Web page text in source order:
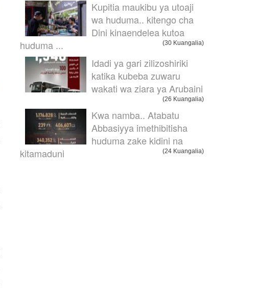
Kupitia maukibu ya utoaji
wa huduma.. kitengo cha
Dini kinaendelea kutoa
huduma ...
(30 Kuangalia)
Idadi ya gari zilizoshiriki
katika kubeba zuwaru
wakati wa ziara ya Arubaini
(26 Kuangalia)
Kwa namba.. Atabatu
Abbasiyya imethibitisha
huduma zake kidini na
kitamaduni
(24 Kuangalia)